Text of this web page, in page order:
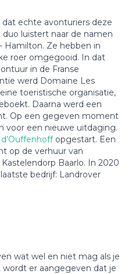
echte avonturiers deze
luistert naar de namen
Hamilton. Ze hebben in
roer omgegooid. In dat
in de Franse
werd Domaine Les
toeristische organisatie,
Daarna werd een
Op een gegeven moment
voor een nieuwe uitdaging.
d’Ouffenhoff opgestart. Een
op de verhuur van
Baarlo. In 2020
bedrijf: Landrover
wat wel en niet mag als je
er aangegeven dat je